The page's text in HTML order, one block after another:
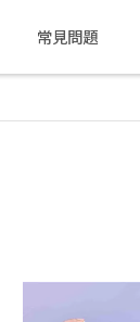
常見問題